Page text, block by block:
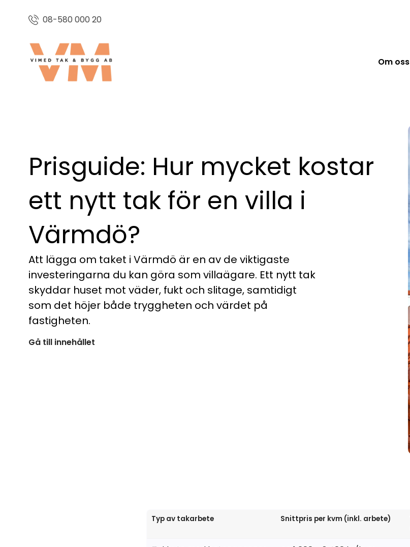
08-580 000 20
Om oss
Prisguide: Hur mycket kostar
ett nytt tak för en villa i
Värmdö?
Att lägga om taket i Värmdö är en av de viktigaste
investeringarna du kan göra som villaägare. Ett nytt tak
skyddar huset mot väder, fukt och slitage, samtidigt
som det höjer både tryggheten och värdet på
fastigheten.
Gå till innehållet
Typ av takarbete Snittpris per kvm (inkl. arbete)